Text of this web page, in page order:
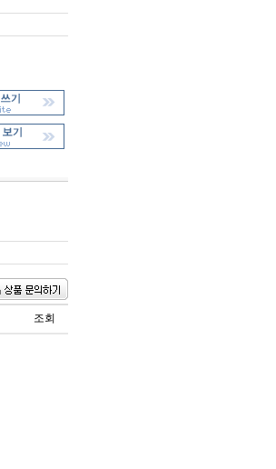
조회